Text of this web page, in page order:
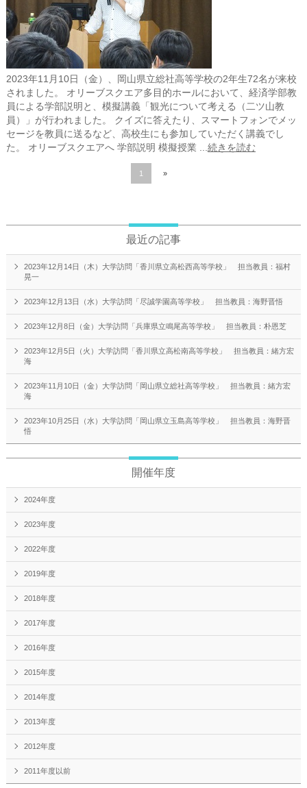
2023年11月10日（金）、岡山県立総社高等学校の2年生72名が来校
されました。 オリーブスクエア多目的ホールにおいて、経済学部教
員による学部説明と、模擬講義「観光について考える（二ツ山教
員）」が行われました。 クイズに答えたり、スマートフォンでメッ
セージを教員に送るなど、高校生にも参加していただく講義でし
た。 オリーブスクエアへ 学部説明 模擬授業 ... 続きを読む
1 »
最近の記事
2023年12月14日（木）大学訪問「香川県立高松西高等学校」 担当教員：福村
晃一
2023年12月13日（水）大学訪問「尽誠学園高等学校」 担当教員：海野晋悟
2023年12月8日（金）大学訪問「兵庫県立鳴尾高等学校」 担当教員：朴恩芝
2023年12月5日（火）大学訪問「香川県立高松南高等学校」 担当教員：緒方宏
海
2023年11月10日（金）大学訪問「岡山県立総社高等学校」 担当教員：緒方宏
海
2023年10月25日（水）大学訪問「岡山県立玉島高等学校」 担当教員：海野晋
悟
開催年度
2024年度
2023年度
2022年度
2019年度
2018年度
2017年度
2016年度
2015年度
2014年度
2013年度
2012年度
2011年度以前